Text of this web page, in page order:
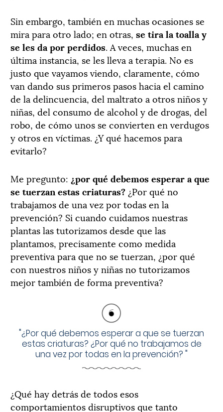
Sin embargo, también en muchas ocasiones se
mira para otro lado; en otras, se tira la toalla y
se les da por perdidos. A veces, muchas en
última instancia, se les lleva a terapia. No es
justo que vayamos viendo, claramente, cómo
van dando sus primeros pasos hacia el camino
de la delincuencia, del maltrato a otros niños y
niñas, del consumo de alcohol y de drogas, del
robo, de cómo unos se convierten en verdugos
y otros en víctimas. ¿Y qué hacemos para
evitarlo?
Me pregunto: ¿por qué debemos esperar a que
se tuerzan estas criaturas? ¿Por qué no
trabajamos de una vez por todas en la
prevención? Si cuando cuidamos nuestras
plantas las tutorizamos desde que las
plantamos, precisamente como medida
preventiva para que no se tuerzan, ¿por qué
con nuestros niños y niñas no tutorizamos
mejor también de forma preventiva?
"¿Por qué debemos esperar a que se tuerzan
estas criaturas? ¿Por qué no trabajamos de
una vez por todas en la prevención? "
¿Qué hay detrás de todos esos
comportamientos disruptivos que tanto